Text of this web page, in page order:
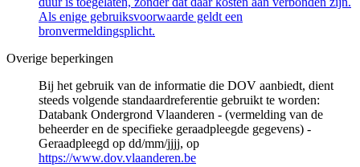
Als enige gebruiksvoorwaarde geldt een
bronvermeldingsplicht.
Overige beperkingen
Bij het gebruik van de informatie die DOV aanbiedt, dient
steeds volgende standaardreferentie gebruikt te worden:
Databank Ondergrond Vlaanderen - (vermelding van de
beheerder en de specifieke geraadpleegde gegevens) -
Geraadpleegd op dd/mm/jjjj, op
https://www.dov.vlaanderen.be